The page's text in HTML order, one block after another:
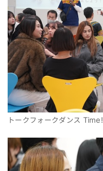
トークフォークダンス Time!